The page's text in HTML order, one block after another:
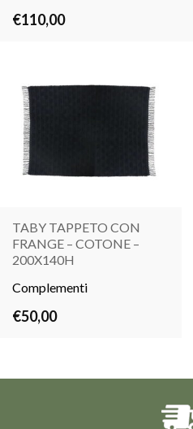
€110,00
TABY TAPPETO CON
FRANGE – COTONE –
200X140H
Complementi
€50,00